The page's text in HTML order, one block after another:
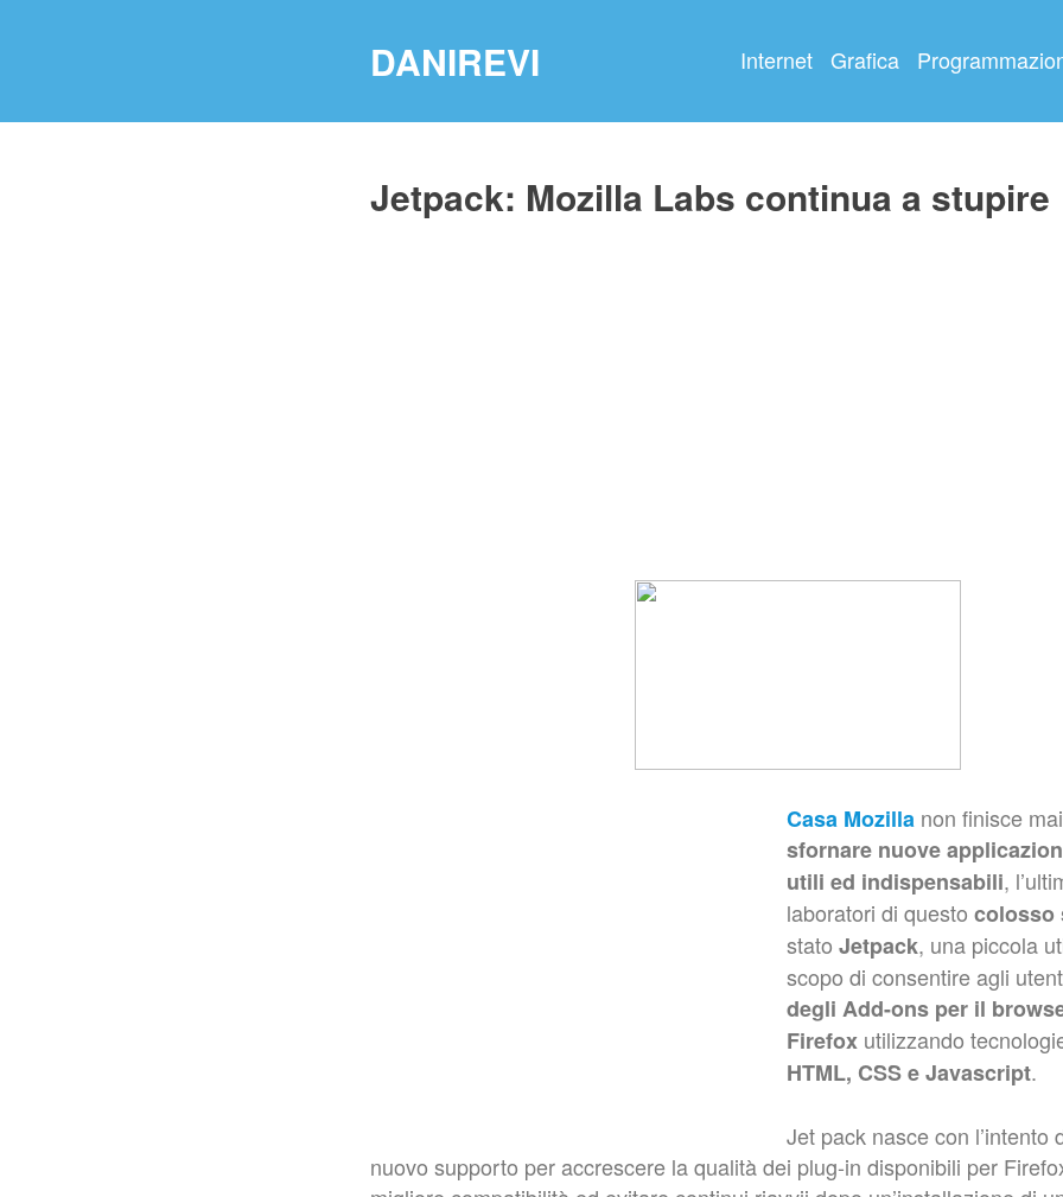
DANIREVI Internet Grafica
Jetpack: Mozilla Labs continua a stupire
Casa Mozilla non finisce
sfornare nuove
utili ed indispensabili,
laboratori di questo colosso
stato Jetpack, una piccola
scopo di consentire agli
degli Add-ons per il
Firefox utilizzando
HTML, CSS e Javascript.
Jet pack nasce con l’intento
nuovo supporto per accrescere la qualità dei plug-in disponibili per